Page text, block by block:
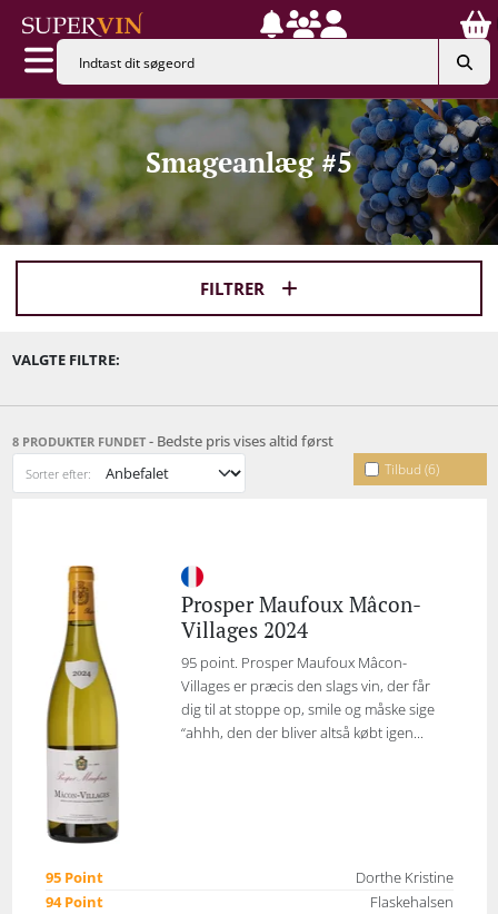
Smageanlæg #5
FILTRER
VALGTE FILTRE:
8 PRODUKTER FUNDET - Bedste pris vises altid først
Tilbud (6)
Sorter efter:
Prosper Maufoux Mâcon-
Villages 2024
95 point. Prosper Maufoux Mâcon-
Villages er præcis den slags vin, der får
dig til at stoppe op, smile og måske sige
“ahhh, den der bliver altså købt igen...
95 Point
Dorthe Kristine
94 Point
Flaskehalsen